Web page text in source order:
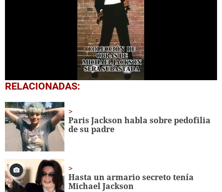
0
seconds
52
seconds
RELACIONADAS:
Paris Jackson habla sobre pedofilia
de su padre
Hasta un armario secreto tenía
Michael Jackson